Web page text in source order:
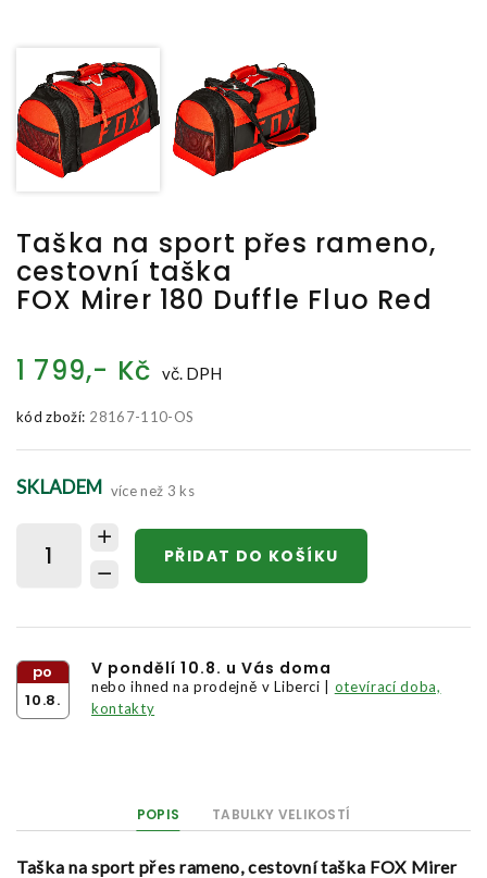
Taška na sport přes rameno,
cestovní taška
FOX Mirer 180 Duffle Fluo Red
1 799,- Kč
vč. DPH
kód zboží: 28167-110-OS
SKLADEM více než 3 ks
PŘIDAT DO KOŠÍKU
po
10.8.
V pondělí 10.8. u Vás doma
nebo ihned na prodejně v Liberci | otevírací doba,
kontakty
POPIS TABULKY VELIKOSTÍ
Taška na sport přes rameno, cestovní taška FOX Mirer